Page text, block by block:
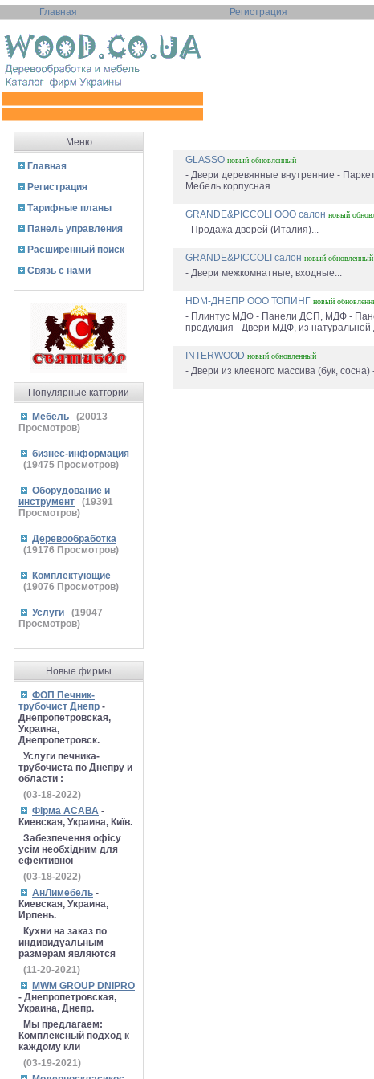
Главная Регистрация
Меню
Главная
Регистрация
Тарифные планы
Панель управления
Расширенный поиск
Связь с нами
Популярные катгории
Мебель (20013
Просмотров)
бизнес-информация
(19475 Просмотров)
Оборудование и
инструмент
(19391
Просмотров)
Деревообработка
(19176 Просмотров)
Комплектующие
(19076 Просмотров)
Услуги (19047
Просмотров)
Новые фирмы
ФОП Печник-
трубочист Днепр -
Днепропетровская,
Украина,
Днепропетровск.
Услуги печника-
трубочиста по Днепру и
области :
(03-18-2022)
Фірма АСАВА -
Киевская, Украина, Київ.
Забезпечення офісу
усім необхідним для
ефективної
(03-18-2022)
АнЛимебель -
Киевская, Украина,
Ирпень.
Кухни на заказ по
индивидуальным
размерам являются
(11-20-2021)
MWM GROUP DNIPRO
- Днепропетровская,
Украина, Днепр.
Мы предлагаем:
Комплексный подход к
каждому кли
(03-19-2021)
GLASSO новый обновленный
- Двери деревянные внутренние -
Мебель корпусная...
GRANDE&PICCOLI ООО салон новый
- Продажа дверей (Италия)...
GRANDE&PICCOLI салон новый обновленный
- Двери межкомнатные, входные...
HDM-ДНЕПР ООО ТОПИНГ новый
- Плинтус МДФ - Панели ДСП, МДФ -
продукция - Двери МДФ, из
INTERWOOD новый обновленный
- Двери из клееного массива (бук,